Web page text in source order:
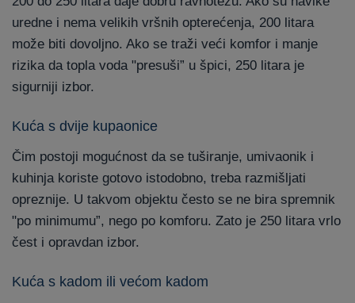
uredne i nema velikih vršnih opterećenja, 200 litara
može biti dovoljno. Ako se traži veći komfor i manje
rizika da topla voda "presuši” u špici, 250 litara je
sigurniji izbor.
Kuća s dvije kupaonice
Čim postoji mogućnost da se tuširanje, umivaonik i
kuhinja koriste gotovo istodobno, treba razmišljati
opreznije. U takvom objektu često se ne bira spremnik
"po minimumu”, nego po komforu. Zato je 250 litara vrlo
čest i opravdan izbor.
Kuća s kadom ili većom kadom